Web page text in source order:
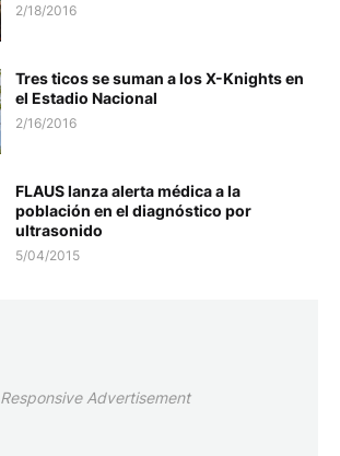
2/18/2016
Tres ticos se suman a los X-Knights en
el Estadio Nacional
2/16/2016
FLAUS lanza alerta médica a la
población en el diagnóstico por
ultrasonido
5/04/2015
Responsive Advertisement